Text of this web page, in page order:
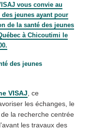
vous convie au
jeunes ayant pour
de la santé des jeunes
à Chicoutimi le
VISAJ , ce
les échanges, le
la recherche centrée
les travaux des